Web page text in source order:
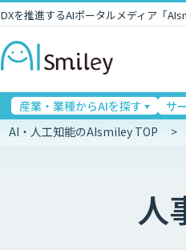
DXを推進するAIポータルメディア「
産業・業種からAIを探す サ
AI・人工知能のAIsmiley TOP
人